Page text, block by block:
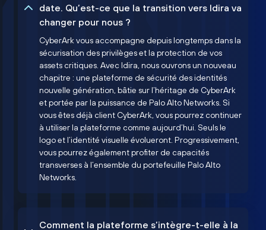
date. Qu’est-ce que la transition vers Idira va
changer pour nous ?
CyberArk vous accompagne depuis longtemps dans la
sécurisation des privilèges et la protection de vos
assets critiques. Avec Idira, nous ouvrons un nouveau
chapitre : une plateforme de sécurité des identités
nouvelle génération, bâtie sur l’héritage de CyberArk
et portée par la puissance de Palo Alto Networks. Si
vous êtes déjà client CyberArk, vous pourrez continuer
à utiliser la plateforme comme aujourd’hui. Seuls le
logo et l’identité visuelle évolueront. Progressivement,
vous pourrez également profiter de capacités
transverses à l’ensemble du portefeuille Palo Alto
Networks.
Comment la plateforme s’intègre-t-elle à la